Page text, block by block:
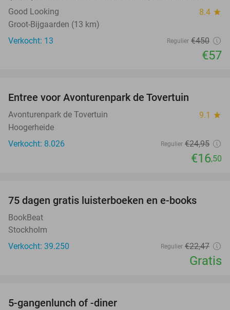
Good Looking 8.4 star
Groot-Bijgaarden (13 km)
Verkocht: 13
Regulier €450
€57
Entree voor Avonturenpark de Tovertuin
Avonturenpark de Tovertuin 9.1 star
Hoogerheide
Verkocht: 8.026
Regulier €24,95
€16,50
75 dagen gratis luisterboeken en e-books
BookBeat
Stockholm
Verkocht: 39.250
Regulier €22,47
Gratis
5-gangenlunch of -diner